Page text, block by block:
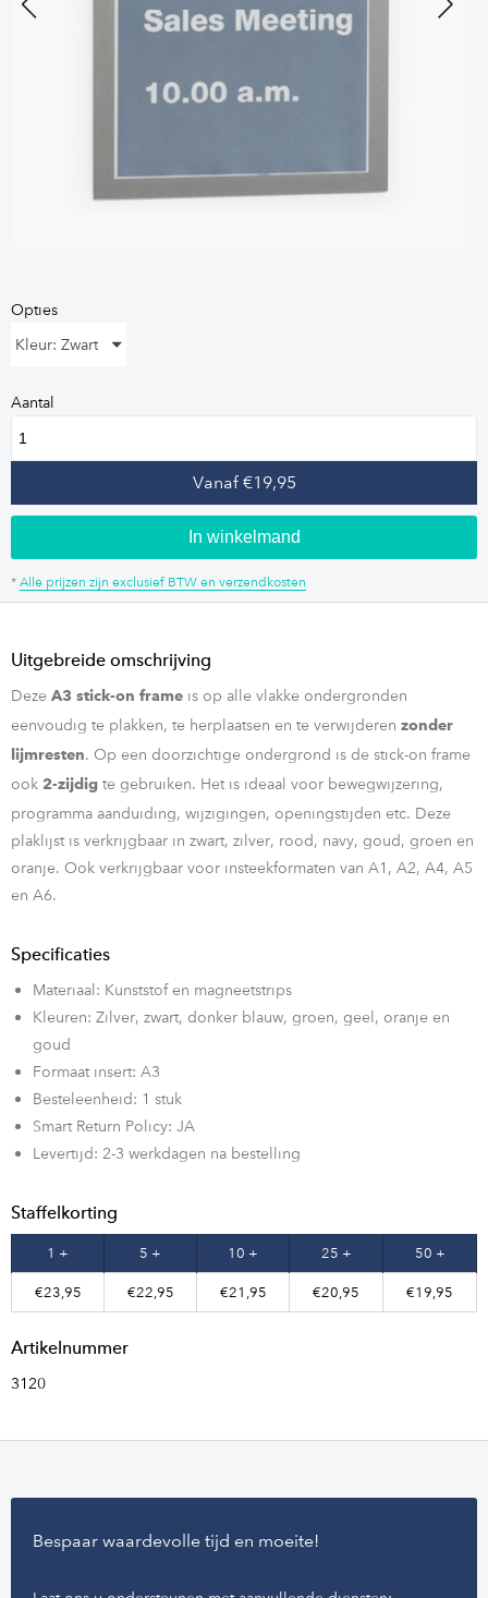
Opties
Kleur: Zwart
Aantal
Vanaf €19,95
In winkelmand
*Alle prijzen zijn exclusief BTW en verzendkosten
Uitgebreide omschrijving
Deze A3 stick-on frame is op alle vlakke ondergronden
eenvoudig te plakken, te herplaatsen en te verwijderen zonder
lijmresten. Op een doorzichtige ondergrond is de stick-on frame
ook 2-zijdig te gebruiken. Het is ideaal voor bewegwijzering,
programma aanduiding, wijzigingen, openingstijden etc. Deze
plaklijst is verkrijgbaar in zwart, zilver, rood, navy, goud, groen en
oranje. Ook verkrijgbaar voor insteekformaten van A1, A2, A4, A5
en A6.
Specificaties
Materiaal: Kunststof en magneetstrips
Kleuren: Zilver, zwart, donker blauw, groen, geel, oranje en
goud
Formaat insert: A3
Besteleenheid: 1 stuk
Smart Return Policy: JA
Levertijd: 2-3 werkdagen na bestelling
Staffelkorting
1 + 5 + 10 + 25 + 50 +
€23,95 €22,95 €21,95 €20,95 €19,95
Artikelnummer
3120
Bespaar waardevolle tijd en moeite!